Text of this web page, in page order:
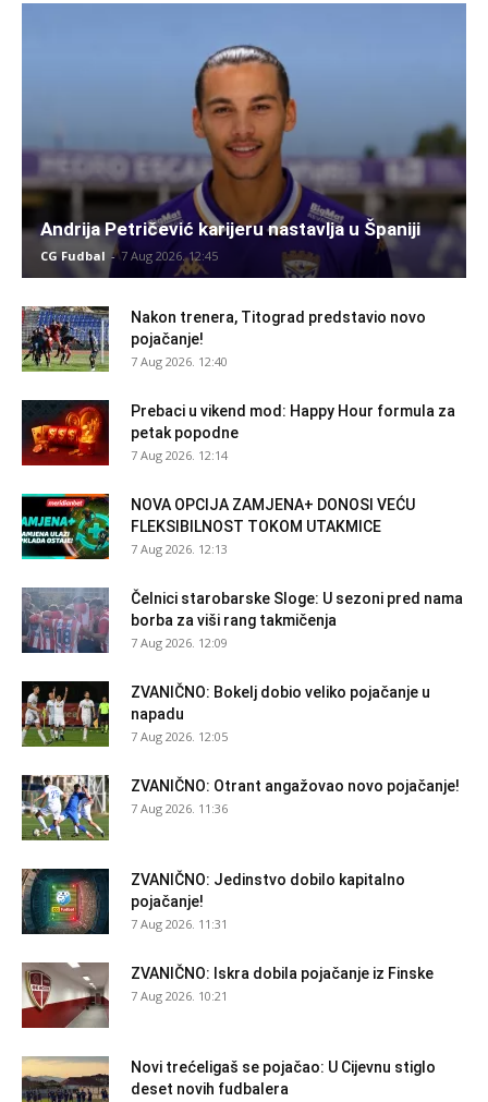
Andrija Petričević karijeru nastavlja u Španiji
CG Fudbal - 7 Aug 2026. 12:45
Nakon trenera, Titograd predstavio novo
pojačanje!
7 Aug 2026. 12:40
Prebaci u vikend mod: Happy Hour formula za
petak popodne
7 Aug 2026. 12:14
NOVA OPCIJA ZAMJENA+ DONOSI VEĆU
FLEKSIBILNOST TOKOM UTAKMICE
7 Aug 2026. 12:13
Čelnici starobarske Sloge: U sezoni pred nama
borba za viši rang takmičenja
7 Aug 2026. 12:09
ZVANIČNO: Bokelj dobio veliko pojačanje u
napadu
7 Aug 2026. 12:05
ZVANIČNO: Otrant angažovao novo pojačanje!
7 Aug 2026. 11:36
ZVANIČNO: Jedinstvo dobilo kapitalno
pojačanje!
7 Aug 2026. 11:31
ZVANIČNO: Iskra dobila pojačanje iz Finske
7 Aug 2026. 10:21
Novi trećeligaš se pojačao: U Cijevnu stiglo
deset novih fudbalera